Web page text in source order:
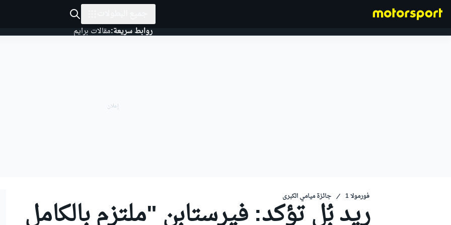
روابط سريعة:مقالات برايم
فورمولا 1 جائزة ميامي الكبرى
ريد بُل تؤكد: فيرستابن "ملتزم بالكامل